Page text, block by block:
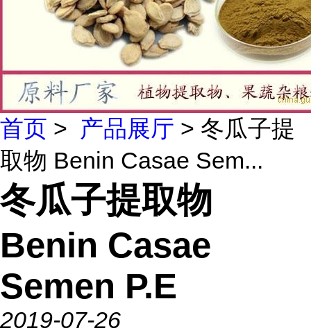
首页 > 产品展厅 > 冬瓜子提
取物 Benin Casae Sem...
冬瓜子提取物
Benin Casae
Semen P.E
2019-07-26